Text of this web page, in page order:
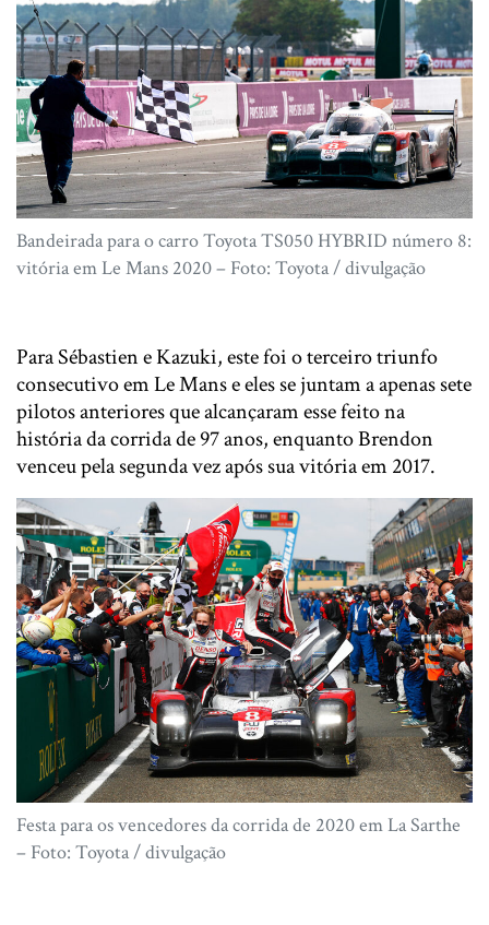
Bandeirada para o carro Toyota TS050 HYBRID número 8:
vitória em Le Mans 2020 – Foto: Toyota / divulgação
Para Sébastien e Kazuki, este foi o terceiro triunfo
consecutivo em Le Mans e eles se juntam a apenas sete
pilotos anteriores que alcançaram esse feito na
história da corrida de 97 anos, enquanto Brendon
venceu pela segunda vez após sua vitória em 2017.
Festa para os vencedores da corrida de 2020 em La Sarthe
– Foto: Toyota / divulgação